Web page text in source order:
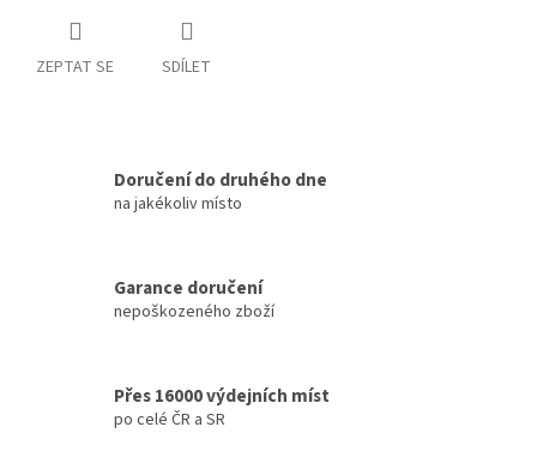
ZEPTAT SE SDÍLET
Doručení do druhého dne
na jakékoliv místo
Garance doručení
nepoškozeného zboží
Přes 16000 výdejních míst
po celé ČR a SR